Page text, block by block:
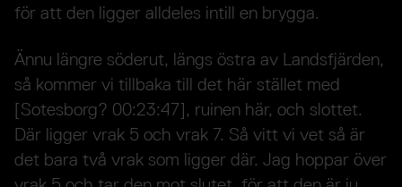
för att den ligger alldeles intill en brygga.
Ännu längre söderut, längs östra av Landsfjärden,
så kommer vi tillbaka till det här stället med
[Sotesborg? 00:23:47], ruinen här, och slottet.
Där ligger vrak 5 och vrak 7. Så vitt vi vet så är
det bara två vrak som ligger där. Jag hoppar över